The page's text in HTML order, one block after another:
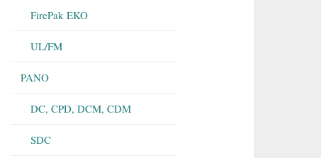
FirePak EKO
UL/FM
PANO
DC, CPD, DCM, CDM
SDC